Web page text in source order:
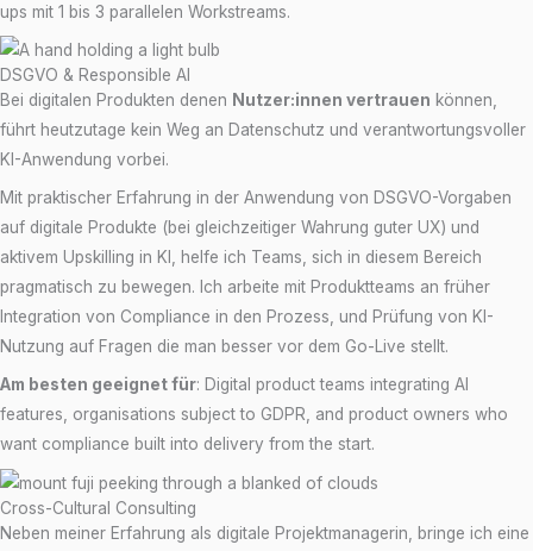
ups mit 1 bis 3 parallelen Workstreams.
DSGVO & Responsible AI
Bei digitalen Produkten denen Nutzer:innen vertrauen können,
führt heutzutage kein Weg an Datenschutz und verantwortungsvoller
KI-Anwendung vorbei.
Mit praktischer Erfahrung in der Anwendung von DSGVO-Vorgaben
auf digitale Produkte (bei gleichzeitiger Wahrung guter UX) und
aktivem Upskilling in KI, helfe ich Teams, sich in diesem Bereich
pragmatisch zu bewegen. Ich arbeite mit Produktteams an früher
Integration von Compliance in den Prozess, und Prüfung von KI-
Nutzung auf Fragen die man besser vor dem Go-Live stellt.
Am besten geeignet für: Digital product teams integrating AI
features, organisations subject to GDPR, and product owners who
want compliance built into delivery from the start.
Cross-Cultural Consulting
Neben meiner Erfahrung als digitale Projektmanagerin, bringe ich eine